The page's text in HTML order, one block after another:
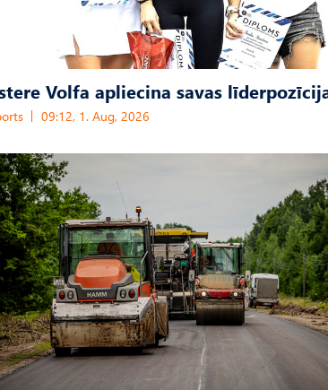
Volfa apliecina savas
09:12, 1. Aug, 2026